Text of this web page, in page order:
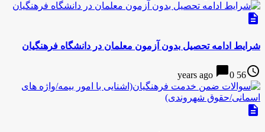
description
شرایط ادامه تحصیل بدون آزمون معلمان در دانشگاه فرهنگیان
access_time
56 years ago
chat_bubble0
description